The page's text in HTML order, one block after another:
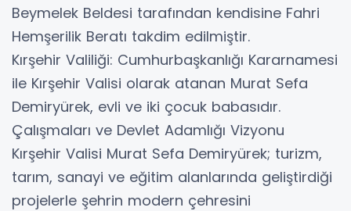
Beymelek Beldesi tarafından kendisine Fahri
Hemşerilik Beratı takdim edilmiştir.
​Kırşehir Valiliği: Cumhurbaşkanlığı Kararnamesi
ile Kırşehir Valisi olarak atanan Murat Sefa
Demiryürek, evli ve iki çocuk babasıdır.
​Çalışmaları ve Devlet Adamlığı Vizyonu
​Kırşehir Valisi Murat Sefa Demiryürek; turizm,
tarım, sanayi ve eğitim alanlarında geliştirdiği
projelerle şehrin modern çehresini